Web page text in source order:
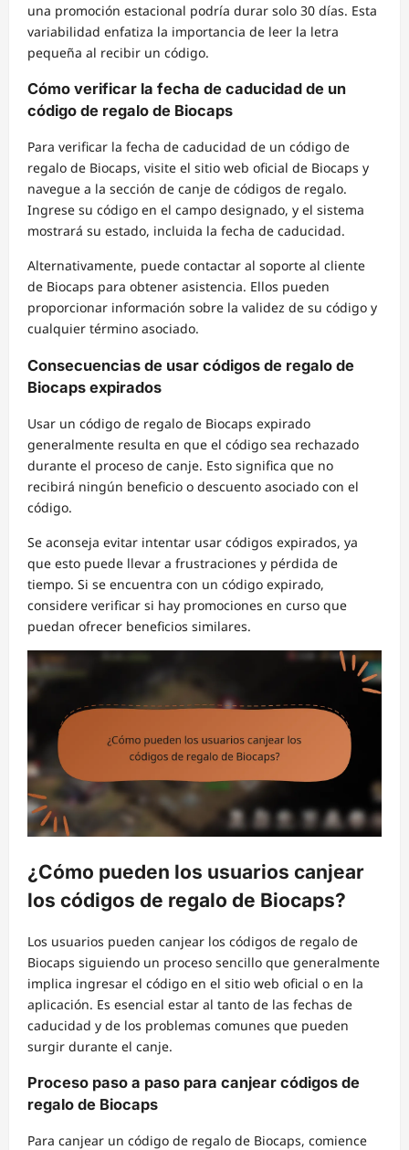
una promoción estacional podría durar solo 30 días. Esta
variabilidad enfatiza la importancia de leer la letra
pequeña al recibir un código.
Cómo verificar la fecha de caducidad de un
código de regalo de Biocaps
Para verificar la fecha de caducidad de un código de
regalo de Biocaps, visite el sitio web oficial de Biocaps y
navegue a la sección de canje de códigos de regalo.
Ingrese su código en el campo designado, y el sistema
mostrará su estado, incluida la fecha de caducidad.
Alternativamente, puede contactar al soporte al cliente
de Biocaps para obtener asistencia. Ellos pueden
proporcionar información sobre la validez de su código y
cualquier término asociado.
Consecuencias de usar códigos de regalo de
Biocaps expirados
Usar un código de regalo de Biocaps expirado
generalmente resulta en que el código sea rechazado
durante el proceso de canje. Esto significa que no
recibirá ningún beneficio o descuento asociado con el
código.
Se aconseja evitar intentar usar códigos expirados, ya
que esto puede llevar a frustraciones y pérdida de
tiempo. Si se encuentra con un código expirado,
considere verificar si hay promociones en curso que
puedan ofrecer beneficios similares.
¿Cómo pueden los usuarios canjear
los códigos de regalo de Biocaps?
Los usuarios pueden canjear los códigos de regalo de
Biocaps siguiendo un proceso sencillo que generalmente
implica ingresar el código en el sitio web oficial o en la
aplicación. Es esencial estar al tanto de las fechas de
caducidad y de los problemas comunes que pueden
surgir durante el canje.
Proceso paso a paso para canjear códigos de
regalo de Biocaps
Para canjear un código de regalo de Biocaps, comience